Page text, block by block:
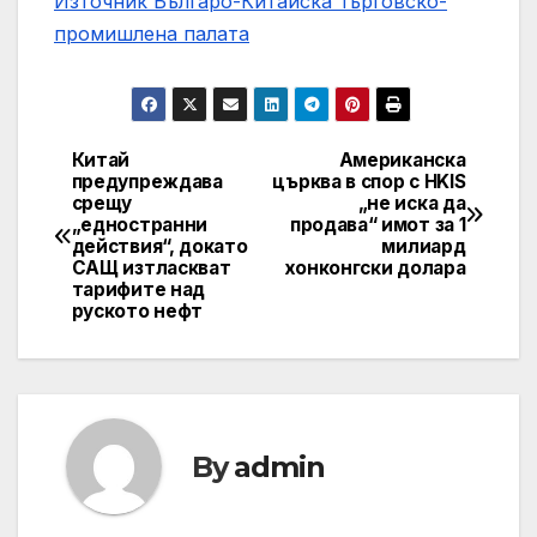
промишлена палaта
Навигация
Американска
църква в спор с HKIS
„не иска да
продава“ имот за 1
милиард
хонконгски долара
Китай
предупреждава
срещу
„едностранни
действия“, докато
САЩ изтласкват
тарифите над
руското нефт
Byadmin